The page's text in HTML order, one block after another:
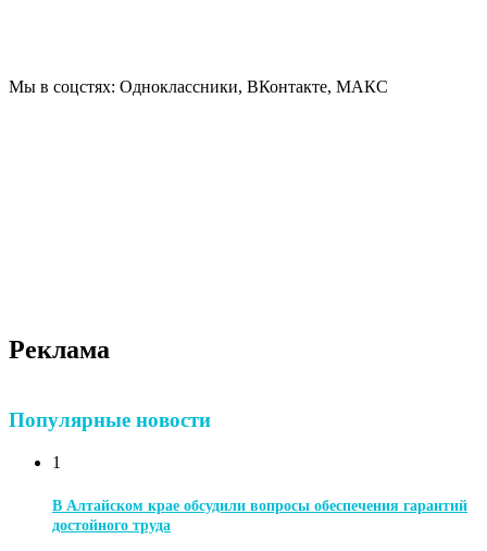
Мы в соцстях: Одноклассники, ВКонтакте, МАКС
Реклама
Популярные новости
1
В Алтайском крае обсудили вопросы обеспечения гарантий
достойного труда